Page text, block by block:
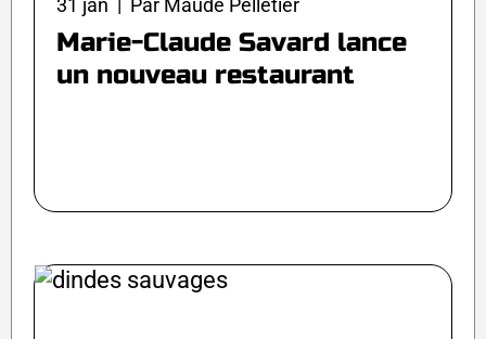
31 jan | Par Maude Pelletier
Marie-Claude Savard lance
un nouveau restaurant